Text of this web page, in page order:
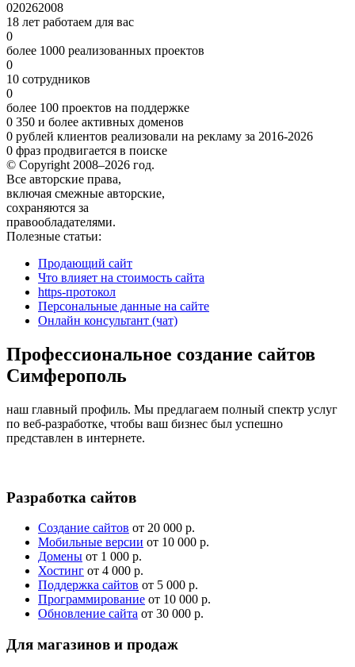
020262008
18 лет работаем для вас
0
более 1000 реализованных проектов
0
10 сотрудников
0
более 100 проектов на поддержке
0 350 и более активных доменов
0 рублей клиентов реализовали на рекламу за 2016-2026
0 фраз продвигается в поиске
© Copyright 2008–2026 год.
Все авторские права,
включая смежные авторские,
сохраняются за
правообладателями.
Полезные статьи:
Продающий сайт
Что влияет на стоимость сайта
https-протокол
Персональные данные на сайте
Онлайн консультант (чат)
Профессиональное создание сайтов
Симферополь
наш главный профиль. Мы предлагаем полный спектр услуг
по веб-разработке, чтобы ваш бизнес был успешно
представлен в интернете.
Разработка сайтов
Создание сайтов от 20 000 р.
Мобильные версии от 10 000 р.
Домены от 1 000 р.
Хостинг от 4 000 р.
Поддержка сайтов от 5 000 р.
Программирование от 10 000 р.
Обновление сайта от 30 000 р.
Для магазинов и продаж